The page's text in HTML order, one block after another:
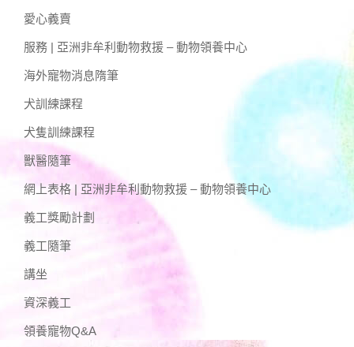
愛心義賣
服務 | 亞洲非牟利動物救援 – 動物領養中心
海外寵物消息隋筆
犬訓練課程
犬隻訓練課程
獸醫隨筆
網上表格 | 亞洲非牟利動物救援 – 動物領養中心
義工獎勵計劃
義工隨筆
講坐
資深義工
領養寵物Q&A